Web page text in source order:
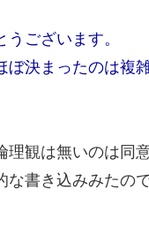
うございます。
ぼ決まったのは複
理観は無いのは同
な書き込みみたので